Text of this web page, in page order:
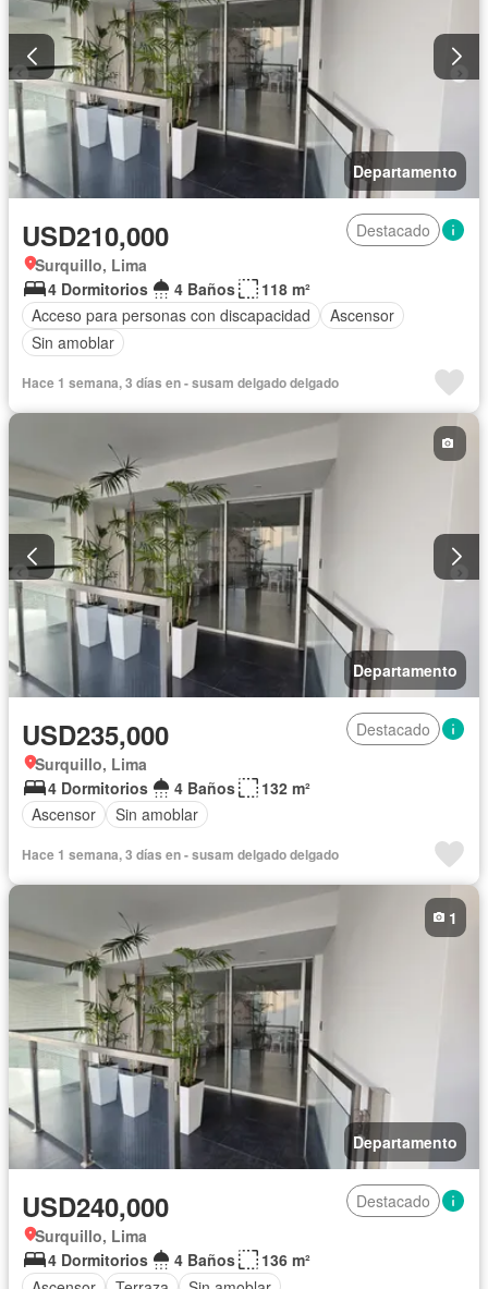
Departamento
USD210,000
Destacado
Surquillo, Lima
4 Dormitorios
4 Baños
118 m²
Acceso para personas con discapacidad
Ascensor
Sin amoblar
Hace 1 semana, 3 días en - susam delgado delgado
Departamento
USD235,000
Destacado
Surquillo, Lima
4 Dormitorios
4 Baños
132 m²
Ascensor
Sin amoblar
Hace 1 semana, 3 días en - susam delgado delgado
Departamento
1
USD240,000
Destacado
Surquillo, Lima
4 Dormitorios
4 Baños
136 m²